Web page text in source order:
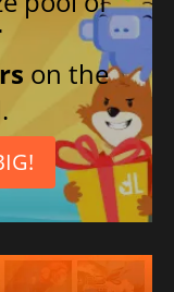
on the